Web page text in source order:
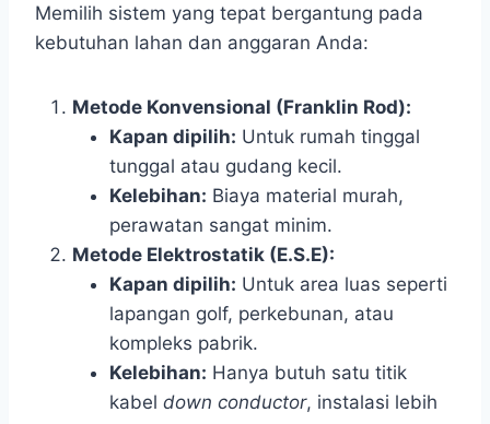
Memilih sistem yang tepat bergantung pada
kebutuhan lahan dan anggaran Anda:
Metode Konvensional (Franklin Rod):
Kapan dipilih: Untuk rumah tinggal
tunggal atau gudang kecil.
Kelebihan: Biaya material murah,
perawatan sangat minim.
Metode Elektrostatik (E.S.E):
Kapan dipilih: Untuk area luas seperti
lapangan golf, perkebunan, atau
kompleks pabrik.
Kelebihan: Hanya butuh satu titik
kabel down conductor, instalasi lebih